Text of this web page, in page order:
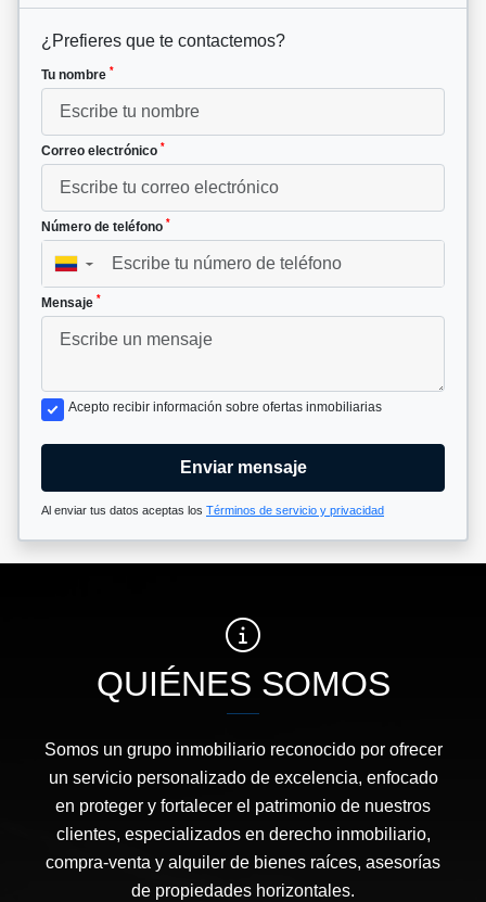
¿Prefieres que te contactemos?
Tu nombre *
Correo electrónico *
Número de teléfono *
▼
Mensaje *
Acepto recibir información sobre ofertas inmobiliarias
Enviar mensaje
Al enviar tus datos aceptas los Términos de servicio y privacidad
QUIÉNES SOMOS
Somos un grupo inmobiliario reconocido por ofrecer
un servicio personalizado de excelencia, enfocado
en proteger y fortalecer el patrimonio de nuestros
clientes, especializados en derecho inmobiliario,
compra-venta y alquiler de bienes raíces, asesorías
de propiedades horizontales.